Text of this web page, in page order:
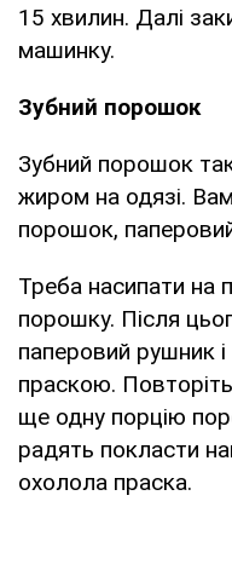
15 хвилин. Далі
машинку.
Зубний порошок
Зубний порошок
жиром на одязі.
порошок,
Треба насипати на
порошку. Після
паперовий рушник
праскою.
ще одну порцію
радять покласти
охолола праска.